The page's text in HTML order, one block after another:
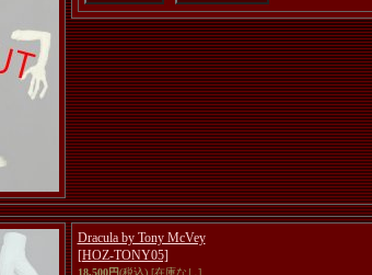
Dracula by Tony McVey
[HOZ-TONY05]
18,500円(税込) [在庫なし]